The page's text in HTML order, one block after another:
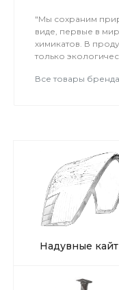
"Мы сохраним
виде, первые в
химикатов. В
только
Все товары
Надувные